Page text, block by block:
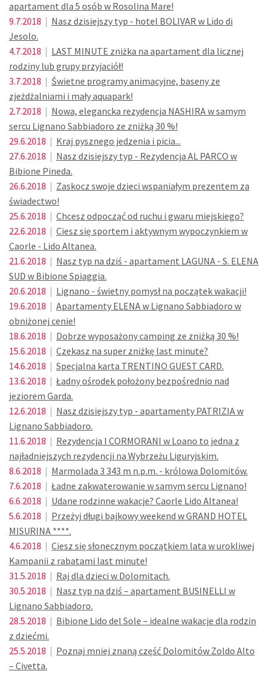
apartament dla 5 osób w Rosolina Mare!
9.7.2018 | Nasz dzisiejszy typ - hotel BOLIVAR w Lido di
Jesolo.
4.7.2018 | LAST MINUTE zniżka na apartament dla licznej
rodziny lub grupy przyjaciół!
3.7.2018 | Świetne programy animacyjne, baseny ze
zjeżdżalniami i mały aquapark!
2.7.2018 | Nowa, elegancka rezydencja NASHIRA w samym
sercu Lignano Sabbiadoro ze zniżką 30 %!
29.6.2018 | Kraj pysznego jedzenia i picia...
27.6.2018 | Nasz dzisiejszy typ - Rezydencja AL PARCO w
Bibione Pineda.
26.6.2018 | Zaskocz swoje dzieci wspaniałym prezentem za
świadectwo!
25.6.2018 | Chcesz odpocząć od ruchu i gwaru miejskiego?
22.6.2018 | Ciesz się sportem i aktywnym wypoczynkiem w
Caorle - Lido Altanea.
21.6.2018 | Nasz typ na dziś - apartament LAGUNA - S. ELENA
SUD w Bibione Spiaggia.
20.6.2018 | Lignano - świetny pomysł na początek wakacji!
19.6.2018 | Apartamenty ELENA w Lignano Sabbiadoro w
obniżonej cenie!
18.6.2018 | Dobrze wyposażony camping ze zniżką 30 %!
15.6.2018 | Czekasz na super zniżkę last minute?
14.6.2018 | Specjalna karta TRENTINO GUEST CARD.
13.6.2018 | Ładny ośrodek położony bezpośrednio nad
jeziorem Garda.
12.6.2018 | Nasz dzisiejszy typ - apartamenty PATRIZIA w
Lignano Sabbiadoro.
11.6.2018 | Rezydencja I CORMORANI w Loano to jedna z
najładniejszych rezydencji na Wybrzeżu Liguryjskim.
8.6.2018 | Marmolada 3 343 m n.p.m. - królowa Dolomitów.
7.6.2018 | Ładne zakwaterowanie w samym sercu Lignano!
6.6.2018 | Udane rodzinne wakacje? Caorle Lido Altanea!
5.6.2018 | Przeżyj długi bajkowy weekend w GRAND HOTEL
MISURINA ****.
4.6.2018 | Ciesz się słonecznym początkiem lata w urokliwej
Kampanii z rabatami last minute!
31.5.2018 | Raj dla dzieci w Dolomitach.
30.5.2018 | Nasz typ na dziś – apartament BUSINELLI w
Lignano Sabbiadoro.
28.5.2018 | Bibione Lido del Sole – idealne wakacje dla rodzin
z dziećmi.
25.5.2018 | Poznaj mniej znaną część Dolomitów Zoldo Alto
– Civetta.